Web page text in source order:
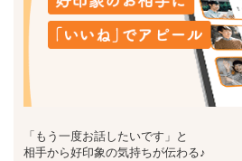
「もう一度お話したいです」と
相手から好印象の気持ちが伝わる♪